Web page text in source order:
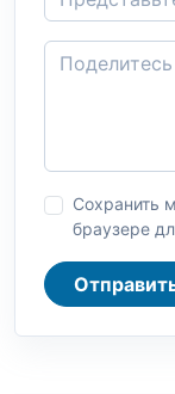
Сохранить
браузере